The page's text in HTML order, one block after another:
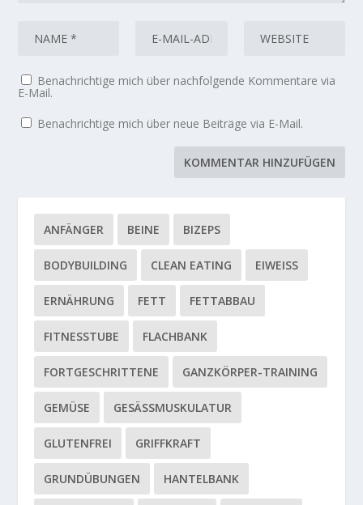
Benachrichtige mich über nachfolgende Kommentare via
E-Mail.
Benachrichtige mich über neue Beiträge via E-Mail.
ANFÄNGER BEINE BIZEPS
BODYBUILDING CLEAN EATING EIWEISS
ERNÄHRUNG FETT FETTABBAU
FITNESSTUBE FLACHBANK
FORTGESCHRITTENE GANZKÖRPER-TRAINING
GEMÜSE GESÄSSMUSKULATUR
GLUTENFREI GRIFFKRAFT
GRUNDÜBUNGEN HANTELBANK